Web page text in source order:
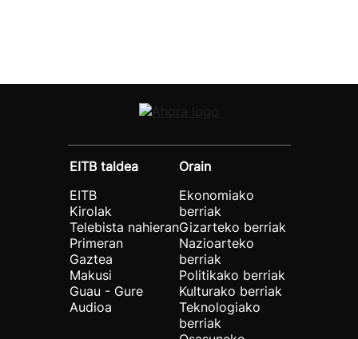
EITB taldea
EITB
Kirolak
Telebista nahieran
Primeran
Gaztea
Makusi
Guau - Gure
Audioa
Orain
Ekonomiako
berriak
Gizarteko berriak
Nazioarteko
berriak
Politikako berriak
Kulturako berriak
Teknologiako
berriak